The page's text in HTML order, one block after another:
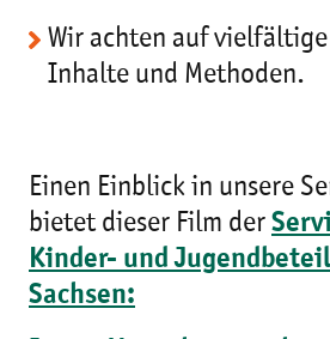
Wir achten auf
Inhalte und Methoden.
Einen Einblick in unsere
bietet dieser Film der
Kinder- und
Sachsen: